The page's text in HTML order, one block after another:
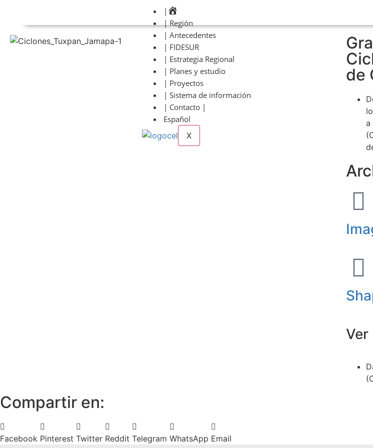
|
| Región
| Antecedentes
| FIDESUR
| Estrategia Regional
| Planes y estudio
| Proyectos
| Sistema de información
| Contacto |
Español
X
de
a
Ver
Compartir en:
Facebook Pinterest Twitter Reddit Telegram WhatsApp Email